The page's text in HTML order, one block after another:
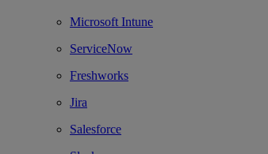
Microsoft Intune
ServiceNow
Freshworks
Jira
Salesforce